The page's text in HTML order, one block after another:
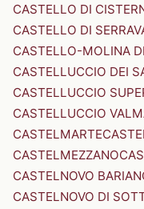
CASTELLO DI
CASTELLO DI
CASTELLO-MOLINA
CASTELLUCCIO DEI
CASTELLUCCIO
CASTELLUCCIO
CASTELMARTE
CASTELMEZZANO
CASTELNOVO
CASTELNOVO DI